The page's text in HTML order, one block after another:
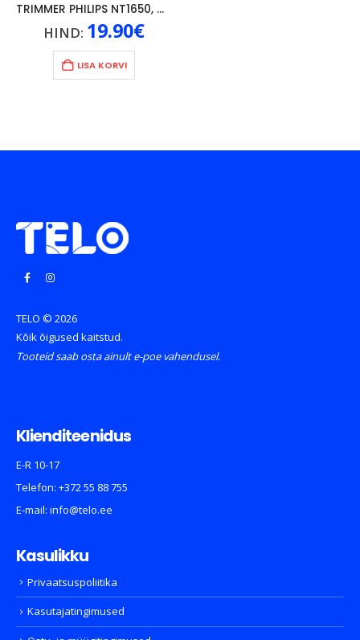
TRIMMER PHILIPS NT1650, MUST
HIND: 19.90€
LISA KORVI
TELO © 2026
Kõik õigused kaitstud.
Tooteid saab osta ainult e-poe vahendusel.
Klienditeenidus
E-R 10-17
Telefon: +372 55 88 755
E-mail: info@telo.ee
Kasulikku
Privaatsuspoliitika
Kasutajatingimused